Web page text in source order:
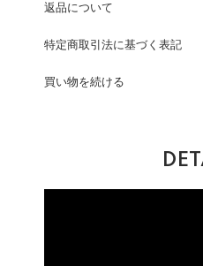
返品について
特定商取引法に基づく表記
買い物を続ける